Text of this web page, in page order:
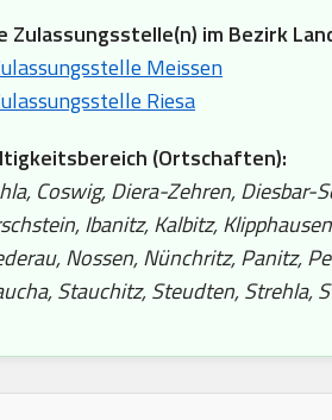
Zulassungsstelle(n) im Bezirk
Meissen
Riesa
(Ortschaften):
Coswig, Diera-Zehren, Diesbar-
Ibanitz, Kalbitz,
Nossen, Nünchritz, Panitz,
Stauchitz, Steudten, Strehla,